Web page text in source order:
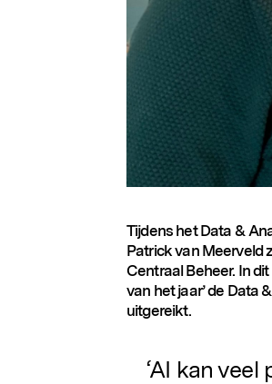
Tijdens het Data &
Patrick van Meerveld
Centraal Beheer. In
van het jaar’ de Data
uitgereikt.
‘AI kan